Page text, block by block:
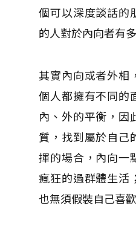
個可以深度談話的
的人對於內向者有
其實內向或者外相
個人都擁有不同的
內、外的平衡，因
質，找到屬於自己
揮的場合，內向一
瘋狂的過群體生活
也無須假裝自己喜